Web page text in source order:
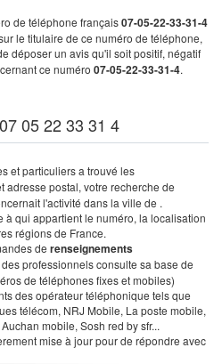
de téléphone français07-05-22-33-31-4
le titulaire de ce numéro de téléphone,
déposer un avis qu'il soit positif, négatif
ce numéro 07-05-22-33-31-4.
05 22 33 31 4
et particuliers a trouvé les
adresse postal, votre recherche de
l'activité dans la ville de .
qui appartient le numéro, la localisation
régions de France.
de renseignements
professionnels consulte sa base de
de téléphones fixes et mobiles)
des opérateur téléphonique tels que
télécom, NRJ Mobile, La poste mobile,
mobile, Sosh red by sfr...
mise à jour pour de répondre avec